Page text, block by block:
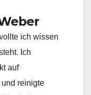
ich wissen
Ich
auf
reinigte